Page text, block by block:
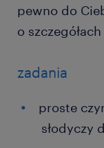
pewno do
o
zadania
proste
słodyczy